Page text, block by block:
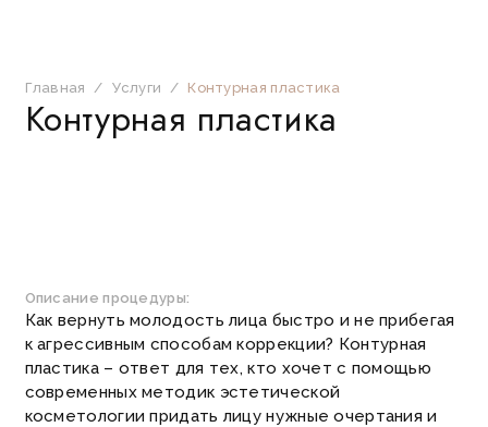
Главная / Услуги / Контурная пластика
Контурная пластика
Описание процедуры:
Как вернуть молодость лица быстро и не прибегая
к агрессивным способам коррекции? Контурная
пластика – ответ для тех, кто хочет с помощью
современных методик эстетической
косметологии придать лицу нужные очертания и